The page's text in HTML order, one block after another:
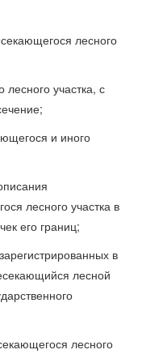
лесного
участка, с
и иного
лесного участка в
его границ;
в
лесной
лесного